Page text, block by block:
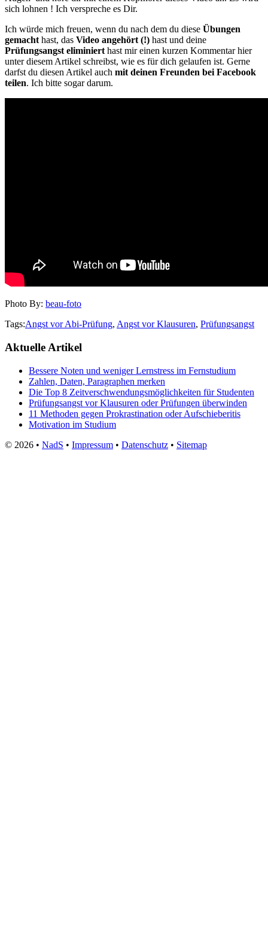
sich lohnen ! Ich verspreche es Dir.
Ich würde mich freuen, wenn du nach dem du diese Übungen
gemacht hast, das Video angehört (!) hast und deine
Prüfungsangst eliminiert hast mir einen kurzen Kommentar hier
unter diesem Artikel schreibst, wie es für dich gelaufen ist. Gerne
darfst du diesen Artikel auch mit deinen Freunden bei Facebook
teilen. Ich bitte sogar darum.
Photo By: beau-foto
Tags:Angst vor Abi-Prüfung, Angst vor Klausuren, Prüfungsangst
Aktuelle Artikel
Bessere Noten und weniger Lernstress im Fernstudium
Zahlen, Daten, Paragraphen merken
Die Top 8 Zeitverschwendungsmöglichkeiten für Studenten
Prüfungsangst vor Klausuren oder Prüfungen überwinden
11 Methoden gegen Prokrastination oder Aufschieberitis
Motivation im Studium
© 2026 • NadS • Impressum • Datenschutz • Sitemap